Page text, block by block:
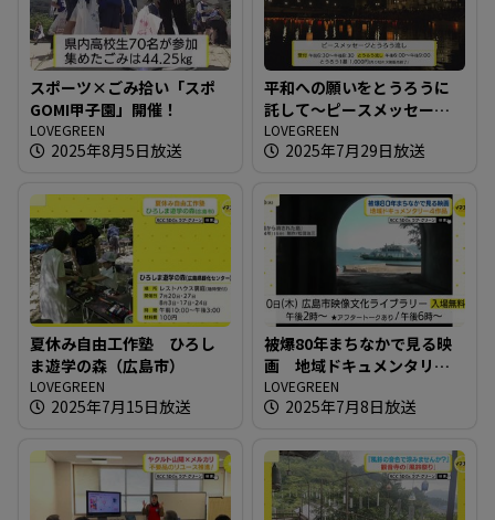
スポーツ×ごみ拾い「スポ
GOMI甲子園」開催！
LOVEGREEN
2025年8月5日放送
平和への願いをとうろうに
託して～ピースメッセージ
とうろう流し
LOVEGREEN
2025年7月29日放送
夏休み自由工作塾 ひろし
ま遊学の森（広島市）
LOVEGREEN
2025年7月15日放送
被爆80年まちなかで見る映
画 地域ドキュメンタリー4
作品
LOVEGREEN
2025年7月8日放送